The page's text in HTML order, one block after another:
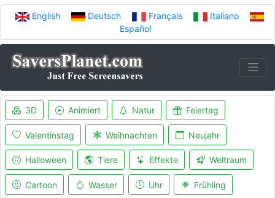
English Deutsch Français
Italiano
Español
3D Animiert Natur Feiertag
Valentinstag Weihnachten Neujahr
Halloween Tiere Effekte Weltraum
Cartoon Wasser Uhr Frühling